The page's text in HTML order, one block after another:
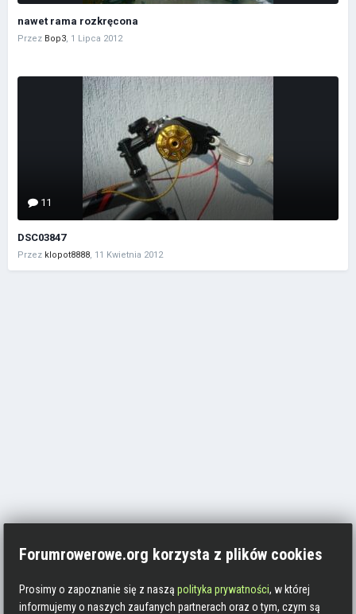
nawet rama rozkręcona
Przez Bop3, 1 Lipca 2012
11
DSC03847
Przez klopot8888 11 Kwietnia 2012
Forumrowerowe.org korzysta z plików cookies
Prosimy o zapoznanie się z nasząpolityka prywatności, w której
informujemy o naszych zaufanych partnerach oraz o tym, czym są